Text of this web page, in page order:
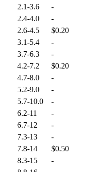
2.1-3.6
-
2.4-4.0
-
2.6-4.5
$0.20
3.1-5.4
-
3.7-6.3
-
4.2-7.2
$0.20
4.7-8.0
-
5.2-9.0
-
5.7-10.0
-
6.2-11
-
6.7-12
-
7.3-13
-
7.8-14
$0.50
8.3-15
-